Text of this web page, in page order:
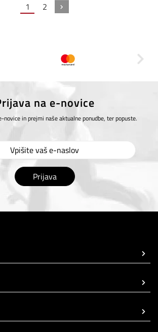
1 2
na e-novice
novice in prejmi naše aktualne ponudbe, ter popuste.
Prijava